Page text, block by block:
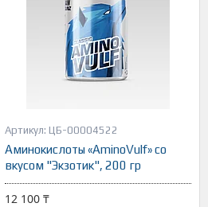
ЦБ-00004522
Аминокислоты «AminoVulf» со
вкусом "Экзотик", 200 гр
12 100 ₸